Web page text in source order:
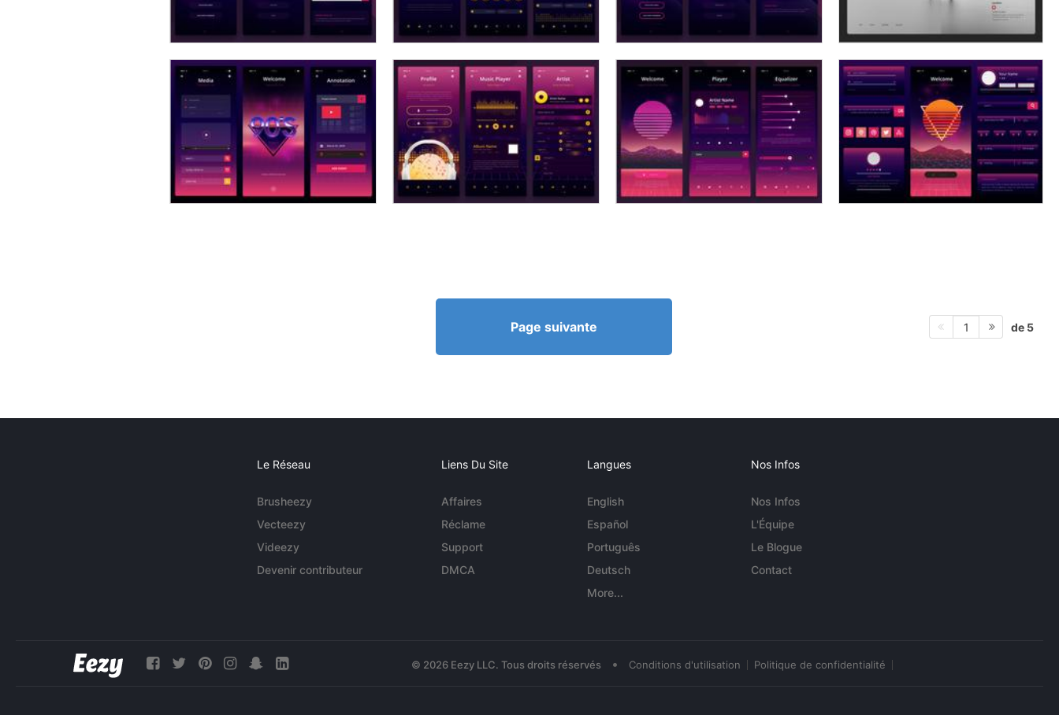
Page suivante 1 de 5
Le Réseau
Brusheezy
Vecteezy
Videezy
Devenir contributeur
Liens Du Site
Affaires
Réclame
Support
DMCA
Langues
English
Español
Português
Deutsch
More...
Nos Infos
Nos Infos
L'Équipe
Le Blogue
Contact
© 2026 Eezy LLC. Tous droits réservés • Conditions d'utilisation Politique de confidentialité